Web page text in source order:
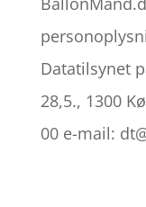
Datatilsynet
28,5., 1300
00 e-mail: